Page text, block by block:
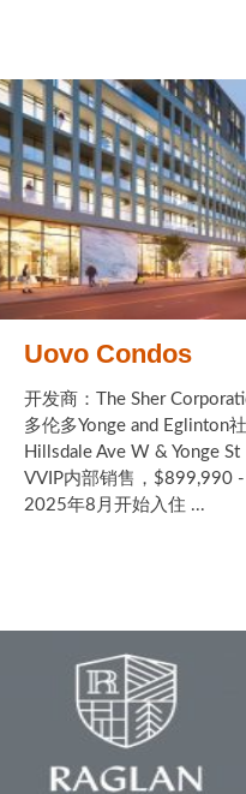
Uovo Condos
开发商：The Sher
多伦多Yonge and Eglinton
Hillsdale Ave W & Yonge St
VVIP内部销售，$899,990
2025年8月开始入住 ...